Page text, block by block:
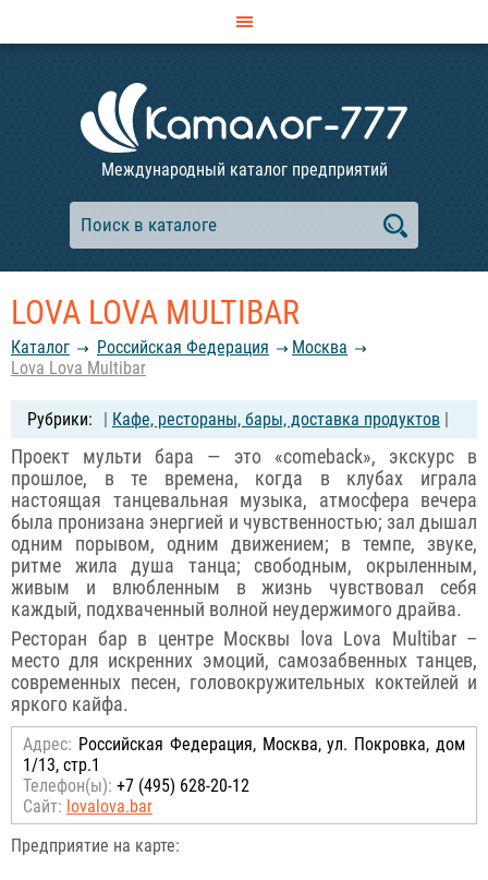
Международный каталог предприятий
LOVA LOVA MULTIBAR
Каталог Российcкая Федерация
Москва
Lova Lova Multibar
| Кафе, рестораны, бары, доставка продуктов |
Проект мульти бара — это «comeback», экскурс в
прошлое, в те времена, когда в клубах играла
настоящая танцевальная музыка, атмосфера вечера
была пронизана энергией и чувственностью; зал дышал
одним порывом, одним движением; в темпе, звуке,
ритме жила душа танца; свободным, окрыленным,
живым и влюбленным в жизнь чувствовал себя
каждый, подхваченный волной неудержимого драйва.
Ресторан бар в центре Москвы lova Lova Multibar –
место для искренних эмоций, самозабвенных танцев,
современных песен, головокружительных коктейлей и
яркого кайфа.
Адрес: Российcкая Федерация, Москва, ул. Покровка, дом
1/13, стр.1
Телефон(ы): +7 (495) 628-20-12
Сайт: lovalova.bar
Предприятие на карте: